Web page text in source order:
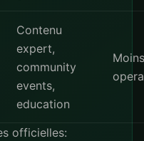
Contenu
expert,
community
events,
education
Moins
officielles: